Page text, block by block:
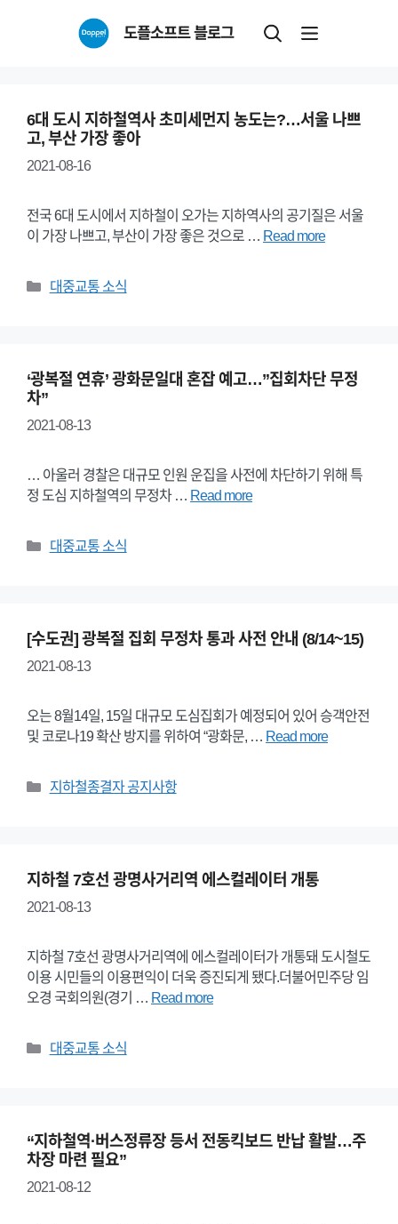
도플소프트 블로그
6대 도시 지하철역사 초미세먼지 농도는?…서울 나쁘
고, 부산 가장 좋아
2021-08-16
전국 6대 도시에서 지하철이 오가는 지하역사의 공기질은 서울
이 가장 나쁘고, 부산이 가장 좋은 것으로 … Read more
Categories
대중교통 소식
‘광복절 연휴’ 광화문일대 혼잡 예고…”집회차단 무정
차”
2021-08-13
… 아울러 경찰은 대규모 인원 운집을 사전에 차단하기 위해 특
정 도심 지하철역의 무정차 … Read more
Categories
대중교통 소식
[수도권] 광복절 집회 무정차 통과 사전 안내 (8/14~15)
2021-08-13
오는 8월14일, 15일 대규모 도심집회가 예정되어 있어 승객안전
및 코로나19 확산 방지를 위하여 “광화문, … Read more
Categories
지하철종결자 공지사항
지하철 7호선 광명사거리역 에스컬레이터 개통
2021-08-13
지하철 7호선 광명사거리역에 에스컬레이터가 개통돼 도시철도
이용 시민들의 이용편익이 더욱 증진되게 됐다.더불어민주당 임
오경 국회의원(경기 … Read more
Categories
대중교통 소식
“지하철역·버스정류장 등서 전동킥보드 반납 활발…주
차장 마련 필요”
2021-08-12